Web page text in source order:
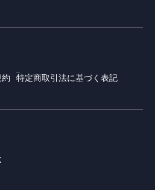
特定商取引法に基づく表記